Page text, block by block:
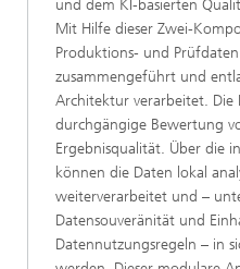
und dem KI-basierten
Mit Hilfe dieser Zwei-
Produktions- und
zusammengeführt und
Architektur verarbeitet.
durchgängige Bewertung
Ergebnisqualität. Über die
können die Daten lokal
weiterverarbeitet und –
Datensouveränität und
Datennutzungsregeln – in